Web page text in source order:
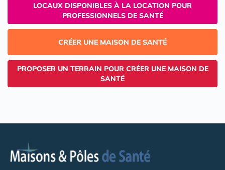
LOCAUX DISPONIBLES À LA LOCATION POUR
PROFESSIONNELS DE SANTÉ
CRÉER UNE MAISON DE SANTÉ
PROPOSER UN TERRAIN POUR CRÉER UNE MAISON DE
SANTÉ